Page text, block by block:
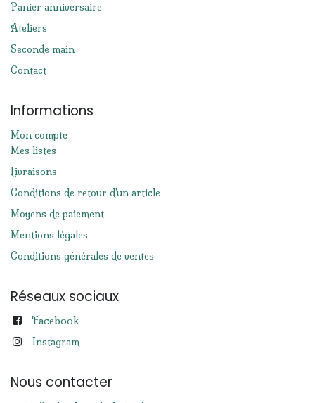
Panier anniversaire
Ateliers
Seconde main
Contact
Informations
Mon compte
Mes listes
Livraisons
Conditions de retour d'un article
Moyens de paiement
Mentions légales
Conditions générales de ventes
Réseaux sociaux
Facebook
Instagram
Nous contacter